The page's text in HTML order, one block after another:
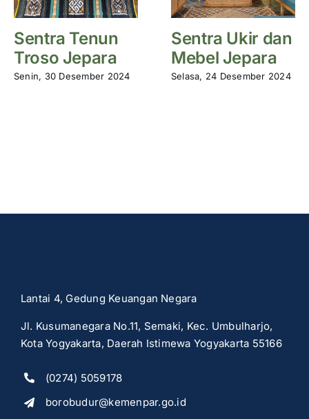
Sentra Tenun
Troso Jepara
Senin, 30 Desember 2024
Sentra Ukir dan
Mebel Jepara
Selasa, 24 Desember 2024
Lantai 4, Gedung Keuangan Negara
Jl. Kusumanegara No.11, Semaki, Kec. Umbulharjo,
Kota Yogyakarta, Daerah Istimewa Yogyakarta 55166
(0274) 5059178
borobudur@kemenpar.go.id